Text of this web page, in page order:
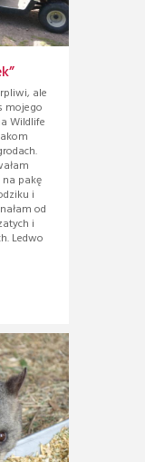
ale
mojego
Wildlife
pakę
i
od
i
Ledwo